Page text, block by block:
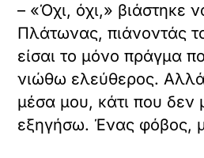
– «Όχι, όχι,» βιάστηκε
Πλάτωνας, πιάνοντάς
είσαι το μόνο πράγμα
νιώθω ελεύθερος.
μέσα μου, κάτι που
εξηγήσω. Ένας φόβος,